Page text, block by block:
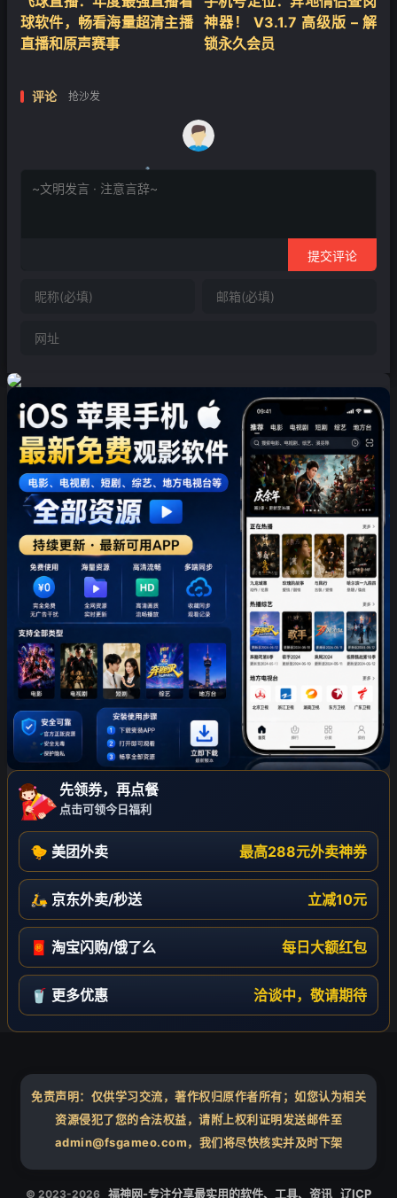
球软件，畅看海量超清主播
直播和原声赛事
神器！ V3.1.7 高级版 – 解
锁永久会员
评论 抢沙发
提交评论
先领券，再点餐
点击可领今日福利
🐤 美团外卖 最高288元外卖神券
🛵 京东外卖/秒送 立减10元
🧧 淘宝闪购/饿了么 每日大额红包
🥤 更多优惠 洽谈中，敬请期待
免责声明：仅供学习交流，著作权归原作者所有；如您认为相关
资源侵犯了您的合法权益，请附上权利证明发送邮件至
admin@fsgameo.com，我们将尽快核实并及时下架
© 2023-2026 福神网-专注分享最实用的软件、工具、资讯 辽ICP
❄